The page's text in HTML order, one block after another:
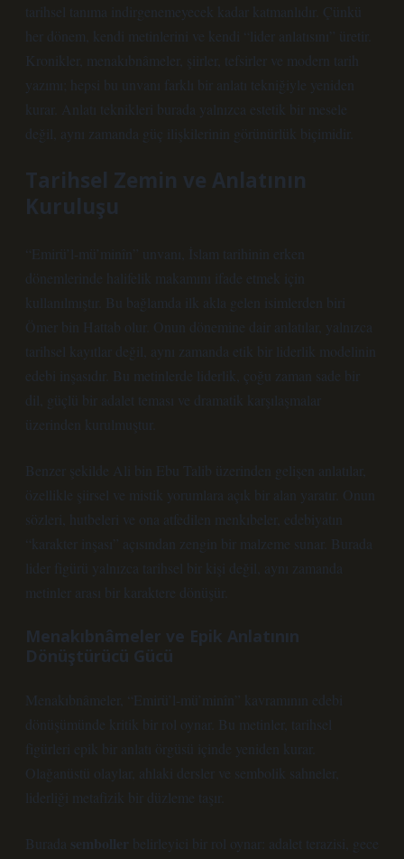
tarihsel tanıma indirgenemeyecek kadar katmanlıdır. Çünkü
her dönem, kendi metinlerini ve kendi “lider anlatısını” üretir.
Kronikler, menakıbnâmeler, şiirler, tefsirler ve modern tarih
yazımı; hepsi bu unvanı farklı bir anlatı tekniğiyle yeniden
kurar.
Anlatı teknikleri
burada yalnızca estetik bir mesele
değil, aynı zamanda güç ilişkilerinin görünürlük biçimidir.
Tarihsel Zemin ve Anlatının
Kuruluşu
“Emirü’l-mü’minîn” unvanı, İslam tarihinin erken
dönemlerinde halifelik makamını ifade etmek için
kullanılmıştır. Bu bağlamda ilk akla gelen isimlerden biri
Ömer bin Hattab olur. Onun dönemine dair anlatılar, yalnızca
tarihsel kayıtlar değil, aynı zamanda etik bir liderlik modelinin
edebi inşasıdır. Bu metinlerde liderlik, çoğu zaman sade bir
dil, güçlü bir adalet teması ve dramatik karşılaşmalar
üzerinden kurulmuştur.
Benzer şekilde Ali bin Ebu Talib üzerinden gelişen anlatılar,
özellikle şiirsel ve mistik yorumlara açık bir alan yaratır. Onun
sözleri, hutbeleri ve ona atfedilen menkıbeler, edebiyatın
“karakter inşası” açısından zengin bir malzeme sunar. Burada
lider figürü yalnızca tarihsel bir kişi değil, aynı zamanda
metinler arası bir karaktere dönüşür.
Menakıbnâmeler ve Epik Anlatının
Dönüştürücü Gücü
Menakıbnâmeler, “Emirü’l-mü’minîn” kavramının edebi
dönüşümünde kritik bir rol oynar. Bu metinler, tarihsel
figürleri epik bir anlatı örgüsü içinde yeniden kurar.
Olağanüstü olaylar, ahlaki dersler ve sembolik sahneler,
liderliği metafizik bir düzleme taşır.
Burada semboller belirleyici bir rol oynar: adalet terazisi, gece